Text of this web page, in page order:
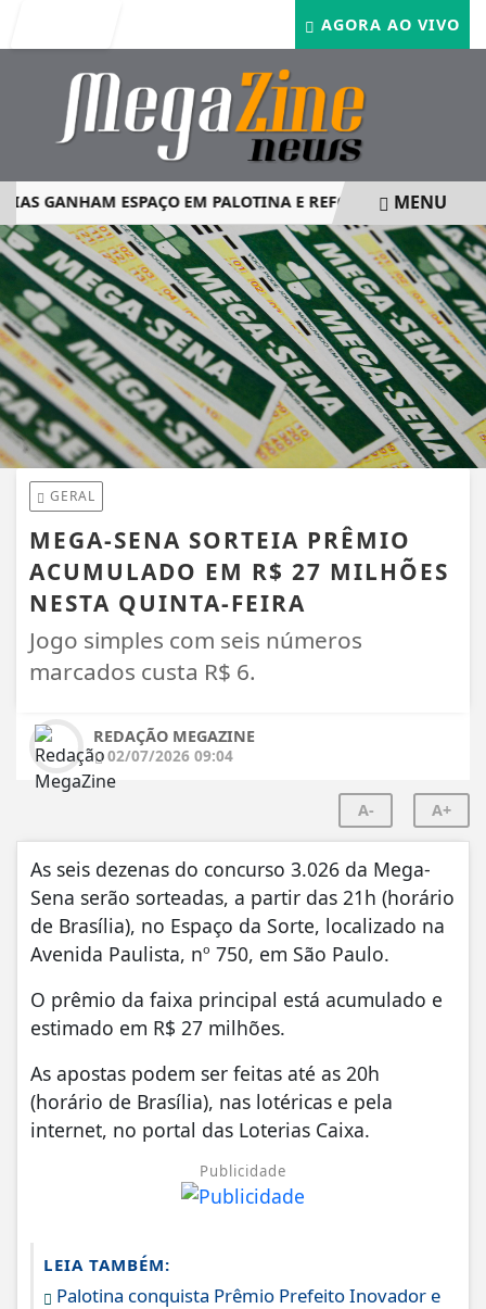
AGORA AO VIVO
GANHAM ESPAÇO EM PALOTINA E REFORÇAM
EM ALTA
MENU
GERAL
MEGA-SENA SORTEIA PRÊMIO
ACUMULADO EM R$ 27 MILHÕES
NESTA QUINTA-FEIRA
Jogo simples com seis números
marcados custa R$ 6.
REDAÇÃO MEGAZINE
02/07/2026 09:04
A- A+
As seis dezenas do concurso 3.026 da Mega-
Sena serão sorteadas, a partir das 21h (horário
de Brasília), no Espaço da Sorte, localizado na
Avenida Paulista, nº 750, em São Paulo.
O prêmio da faixa principal está acumulado e
estimado em R$ 27 milhões.
As apostas podem ser feitas até as 20h
(horário de Brasília), nas lotéricas e pela
internet, no portal das Loterias Caixa.
Publicidade
LEIA TAMBÉM:
Palotina conquista Prêmio Prefeito Inovador e